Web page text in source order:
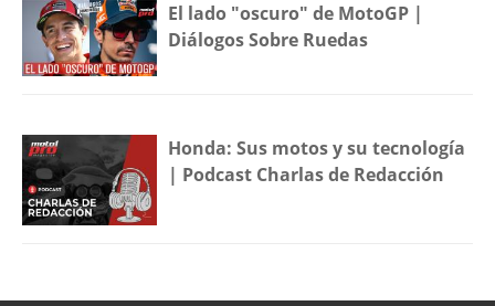
El lado "oscuro" de MotoGP |
Diálogos Sobre Ruedas
Honda: Sus motos y su tecnología
| Podcast Charlas de Redacción